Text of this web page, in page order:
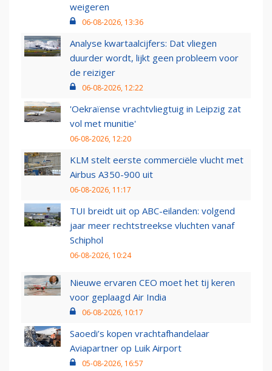
weigeren
06-08-2026, 13:36
Analyse kwartaalcijfers: Dat vliegen
duurder wordt, lijkt geen probleem voor
de reiziger
06-08-2026, 12:22
'Oekraïense vrachtvliegtuig in Leipzig zat
vol met munitie'
06-08-2026, 12:20
KLM stelt eerste commerciële vlucht met
Airbus A350-900 uit
06-08-2026, 11:17
TUI breidt uit op ABC-eilanden: volgend
jaar meer rechtstreekse vluchten vanaf
Schiphol
06-08-2026, 10:24
Nieuwe ervaren CEO moet het tij keren
voor geplaagd Air India
06-08-2026, 10:17
Saoedi’s kopen vrachtafhandelaar
Aviapartner op Luik Airport
05-08-2026, 16:57